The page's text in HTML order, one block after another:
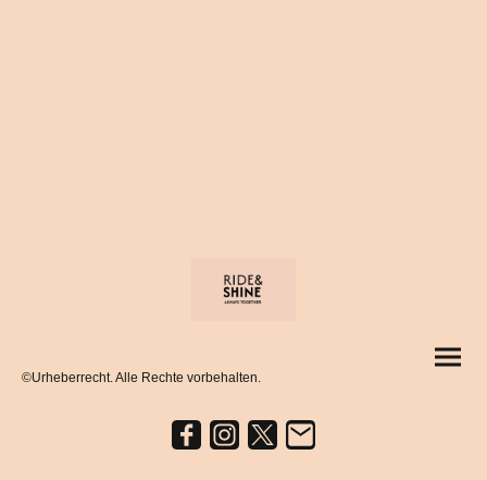
©Urheberrecht. Alle Rechte vorbehalten.